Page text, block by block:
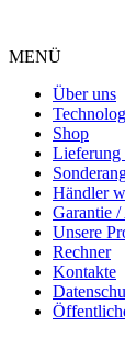
MENÜ
Über uns
Shop
Lieferung
Händler
Garantie /
Unsere
Rechner
Kontakte